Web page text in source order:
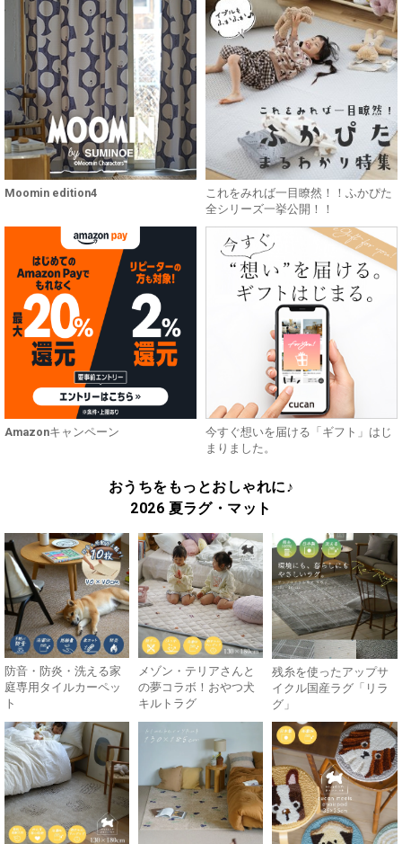
Moomin edition4
これをみれば一目瞭然！！ふかぴた
全シリーズ一挙公開！！
Amazonキャンペーン
今すぐ想いを届ける「ギフト」はじ
まりました。
おうちをもっとおしゃれに♪
2026 夏ラグ・マット
防音・防炎・洗える家
庭専用タイルカーペッ
ト
メゾン・テリアさんと
の夢コラボ！おやつ犬
キルトラグ
残糸を使ったアップサ
イクル国産ラグ「リラ
グ」